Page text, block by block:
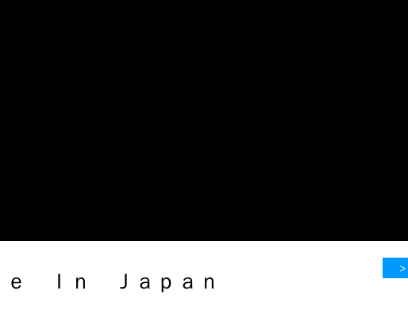
ｅ Ｉｎ Ｊａｐａｎ​​​​​​​​​​​​